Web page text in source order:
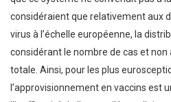
considéraient que relativement aux
virus à l’échelle européenne, la
considérant le nombre de cas et non
totale. Ainsi, pour les plus
l’approvisionnement en vaccins est